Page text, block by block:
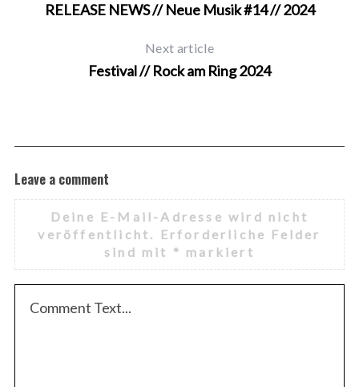
RELEASE NEWS // Neue Musik #14 // 2024
Next article
Festival // Rock am Ring 2024
Leave a comment
Deine E-Mail-Adresse wird nicht
veröffentlicht.
Erforderliche Felder
sind mit * markiert